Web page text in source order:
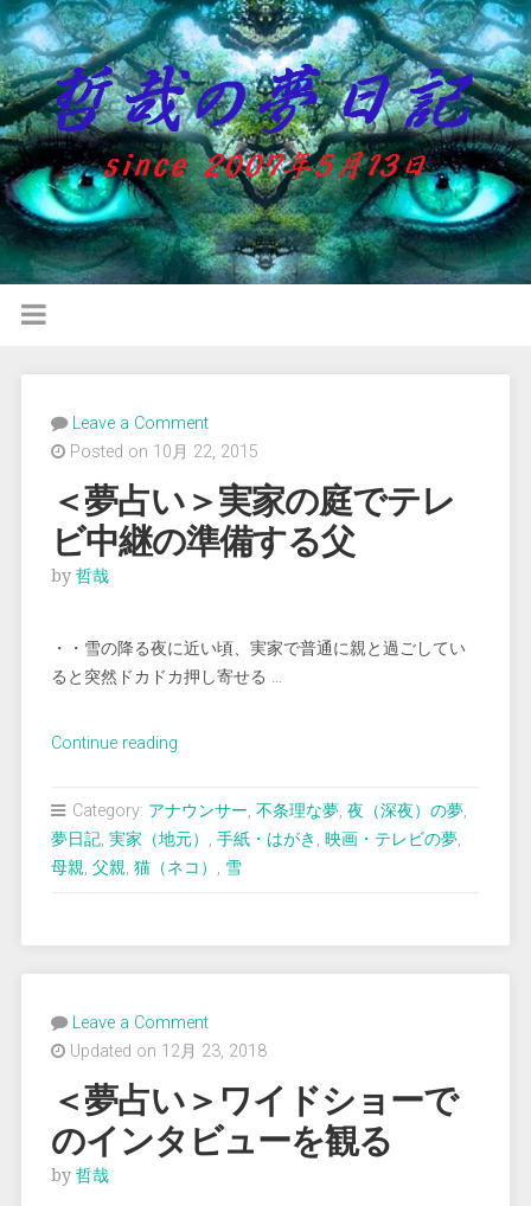
Leave a Comment
Posted on 10月 22, 2015
＜夢占い＞実家の庭でテレ
ビ中継の準備する父
by 哲哉
・・雪の降る夜に近い頃、実家で普通に親と過ごしてい
ると突然ドカドカ押し寄せる …
Continue reading“＜
占
い
＞
の
庭
テ
レ
中
継
Category: アナウンサー, 不条理な夢, 夜（深夜）の夢,
夢日記, 実家（地元） , 手紙・はがき , 映画・テレビの夢,
母親, 父親, 猫（ネコ） , 雪
Leave a Comment
Updated on 12月 23, 2018
＜夢占い＞ワイドショーで
のインタビューを観る
by 哲哉